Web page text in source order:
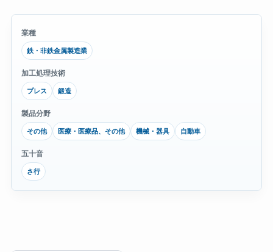
業種
鉄・非鉄金属製造業
加工処理技術
プレス 鍛造
製品分野
その他 医療・医療品、その他 機械・器具 自動車
五十音
さ行